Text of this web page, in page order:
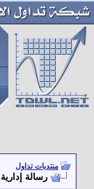
منتديات تداول
رسالة إدارية